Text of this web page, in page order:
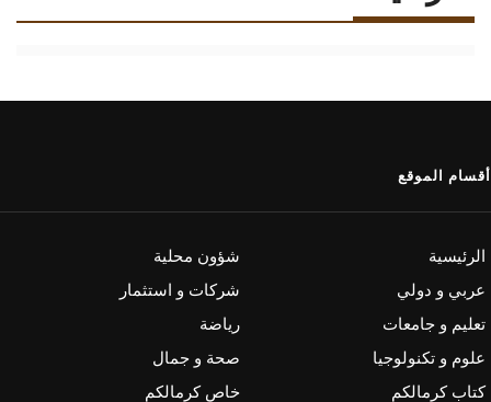
أقسام الموقع
الرئيسية
شؤون محلية
عربي و دولي
شركات و استثمار
تعليم و جامعات
رياضة
علوم و تكنولوجيا
صحة و جمال
كتاب كرمالكم
خاص كرمالكم